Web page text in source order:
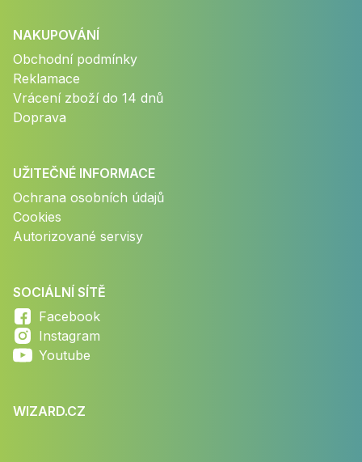
NAKUPOVÁNÍ
Obchodní podmínky
Reklamace
Vrácení zboží do 14 dnů
Doprava
UŽITEČNÉ INFORMACE
Ochrana osobních údajů
Cookies
Autorizované servisy
SOCIÁLNÍ SÍTĚ
Facebook
Instagram
Youtube
WIZARD.CZ